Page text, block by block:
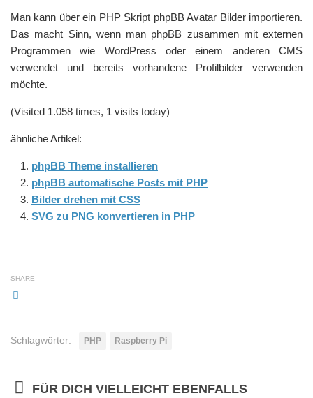
Man kann über ein PHP Skript phpBB Avatar Bilder importieren.
Das macht Sinn, wenn man phpBB zusammen mit externen
Programmen wie WordPress oder einem anderen CMS
verwendet und bereits vorhandene Profilbilder verwenden
möchte.
(Visited 1.058 times, 1 visits today)
ähnliche Artikel:
phpBB Theme installieren
phpBB automatische Posts mit PHP
Bilder drehen mit CSS
SVG zu PNG konvertieren in PHP
SHARE
Schlagwörter: PHP Raspberry Pi
FÜR DICH VIELLEICHT EBENFALLS